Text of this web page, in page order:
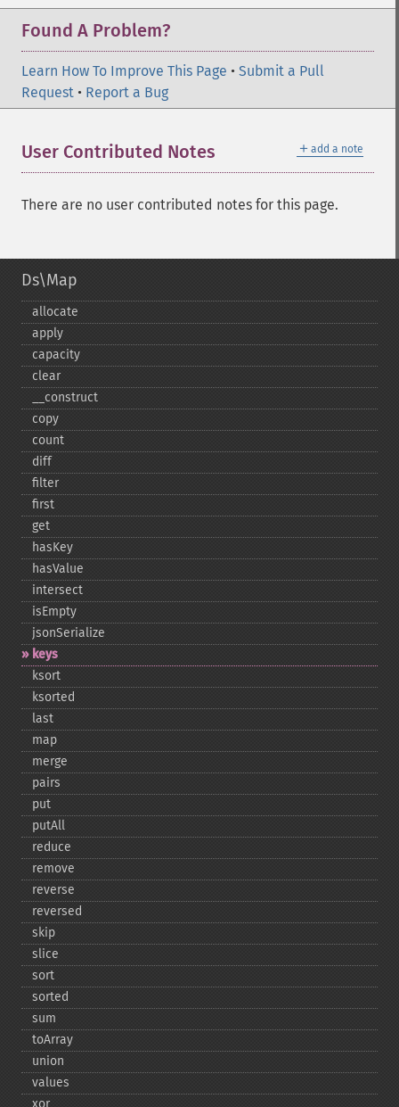
Found A Problem?
Learn How To Improve This Page • Submit a Pull
Request • Report a Bug
＋ add a note
User Contributed Notes
There are no user contributed notes for this page.
Ds\Map
allocate
apply
capacity
clear
_​_​construct
copy
count
diff
filter
first
get
hasKey
hasValue
intersect
isEmpty
jsonSerialize
keys
ksort
ksorted
last
map
merge
pairs
put
putAll
reduce
remove
reverse
reversed
skip
slice
sort
sorted
sum
toArray
union
values
xor